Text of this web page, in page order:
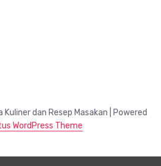
dan Resep Masakan | Powered
WordPress Theme